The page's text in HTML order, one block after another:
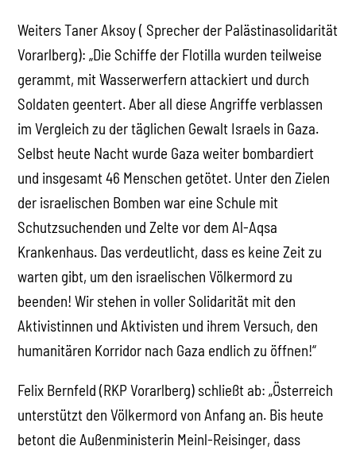
Weiters Taner Aksoy ( Sprecher der Palästinasolidarität
Vorarlberg): „Die Schiffe der Flotilla wurden teilweise
gerammt, mit Wasserwerfern attackiert und durch
Soldaten geentert. Aber all diese Angriffe verblassen
im Vergleich zu der täglichen Gewalt Israels in Gaza.
Selbst heute Nacht wurde Gaza weiter bombardiert
und insgesamt 46 Menschen getötet. Unter den Zielen
der israelischen Bomben war eine Schule mit
Schutzsuchenden und Zelte vor dem Al-Aqsa
Krankenhaus. Das verdeutlicht, dass es keine Zeit zu
warten gibt, um den israelischen Völkermord zu
beenden! Wir stehen in voller Solidarität mit den
Aktivistinnen und Aktivisten und ihrem Versuch, den
humanitären Korridor nach Gaza endlich zu öffnen!“
Felix Bernfeld (RKP Vorarlberg) schließt ab: „Österreich
unterstützt den Völkermord von Anfang an. Bis heute
betont die Außenministerin Meinl-Reisinger, dass